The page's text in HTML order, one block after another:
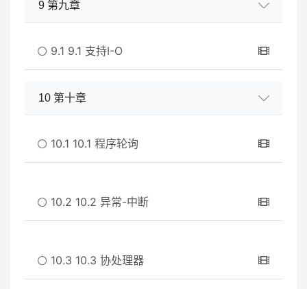
9 第九章
9.1 9.1 支持I-O
10 第十章
10.1 10.1 程序轮询
10.2 10.2 异常-中断
10.3 10.3 协处理器